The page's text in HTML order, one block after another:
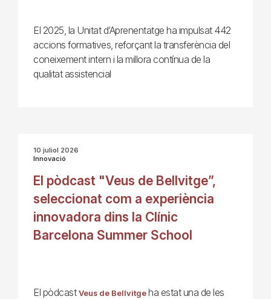
El 2025, la Unitat d’Aprenentatge ha impulsat 442
accions formatives, reforçant la transferència del
coneixement intern i la millora contínua de la
qualitat assistencial
10 juliol 2026
Innovació
El pòdcast "Veus de Bellvitge”,
seleccionat com a experiència
innovadora dins la Clínic
Barcelona Summer School
El pòdcast Veus de Bellvitgeha estat una de les